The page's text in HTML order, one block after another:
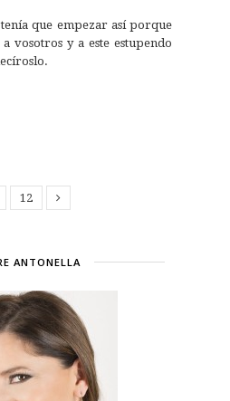
que empezar así porque
vosotros y a este estupendo
12
ANTONELLA